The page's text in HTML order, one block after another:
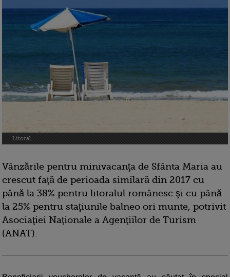
Litoral
Vânzările pentru minivacanţa de Sfânta Maria au
crescut faţă de perioada similară din 2017 cu
până la 38% pentru litoralul românesc şi cu până
la 25% pentru staţiunile balneo ori munte, potrivit
Asociaţiei Naţionale a Agenţiilor de Turism
(ANAT).